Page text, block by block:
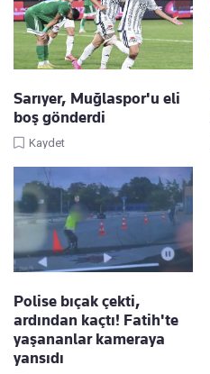
Sarıyer, Muğlaspor'u eli
boş gönderdi
Kaydet
Polise bıçak çekti,
ardından kaçtı! Fatih'te
yaşananlar kameraya
yansıdı